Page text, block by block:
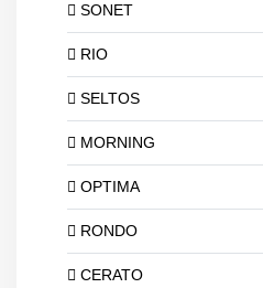
SONET
RIO
SELTOS
MORNING
OPTIMA
RONDO
CERATO